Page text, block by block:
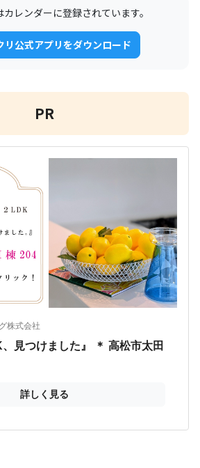
カレンダーに登録されています。
リ公式アプリをダウンロード
PR